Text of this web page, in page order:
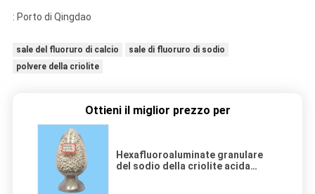
: Porto di Qingdao
sale del fluoruro di calcio
sale di fluoruro di sodio
polvere della criolite
Ottieni il miglior prezzo per
Hexafluoroaluminate granulare
del sodio della criolite acida